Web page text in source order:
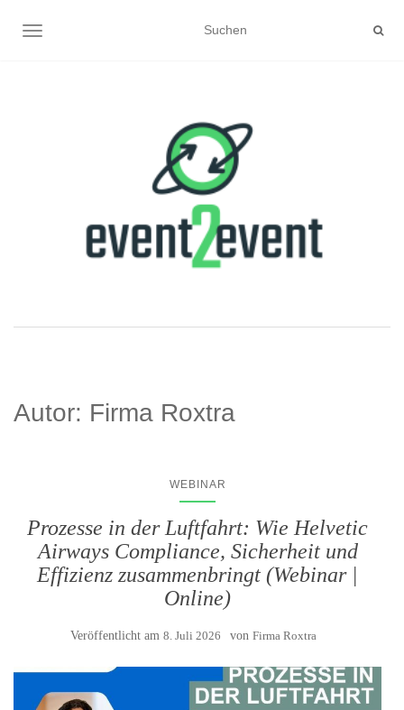
NAVIGATION UMSCHALTEN
Autor: Firma Roxtra
WEBINAR
Prozesse in der Luftfahrt: Wie Helvetic
Airways Compliance, Sicherheit und
Effizienz zusammenbringt (Webinar |
Online)
Veröffentlicht am 8. Juli 2026 von Firma Roxtra